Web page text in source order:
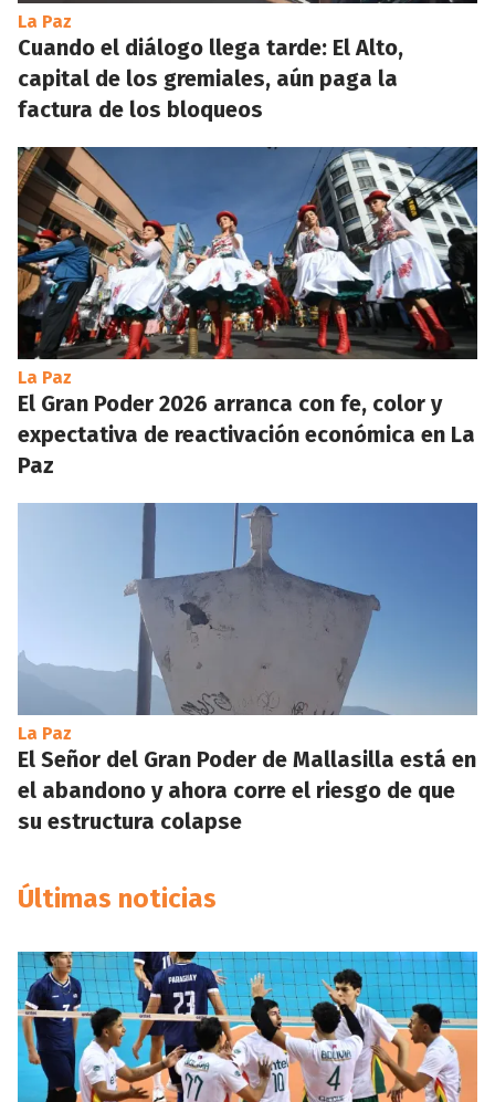
La Paz
Cuando el diálogo llega tarde: El Alto,
capital de los gremiales, aún paga la
factura de los bloqueos
La Paz
El Gran Poder 2026 arranca con fe, color y
expectativa de reactivación económica en La
Paz
La Paz
El Señor del Gran Poder de Mallasilla está en
el abandono y ahora corre el riesgo de que
su estructura colapse
Últimas noticias